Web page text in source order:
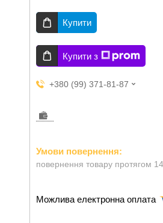
Купити
Купити з
+380 (99) 371-81-87
повернення товару протягом